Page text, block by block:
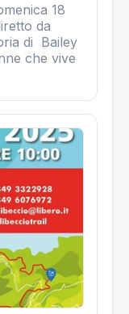
18
da
di Bailey
che vive